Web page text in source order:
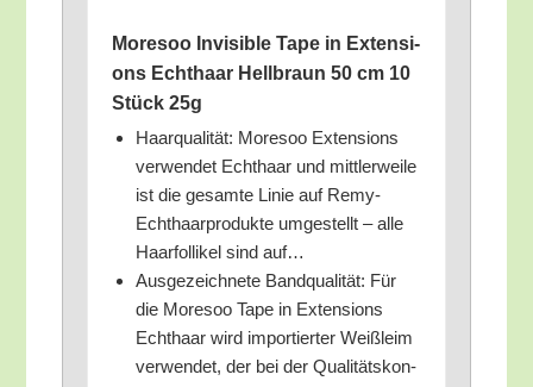
More­soo Invi­si­ble Tape in Exten­si­
ons Echt­haar Hell­braun 50 cm 10
Stück 25g
Haar­qua­li­tät: More­soo Exten­si­ons
ver­wen­det Echt­haar und mitt­ler­wei­le
ist die gesam­te Linie auf Remy-
Echt­haar­pro­duk­te umge­stellt – alle
Haar­fol­li­kel sind auf…
Aus­ge­zeich­ne­te Band­qua­li­tät: Für
die More­soo Tape in Exten­si­ons
Echt­haar wird impor­tier­ter Weiß­leim
ver­wen­det, der bei der Qua­li­täts­kon­